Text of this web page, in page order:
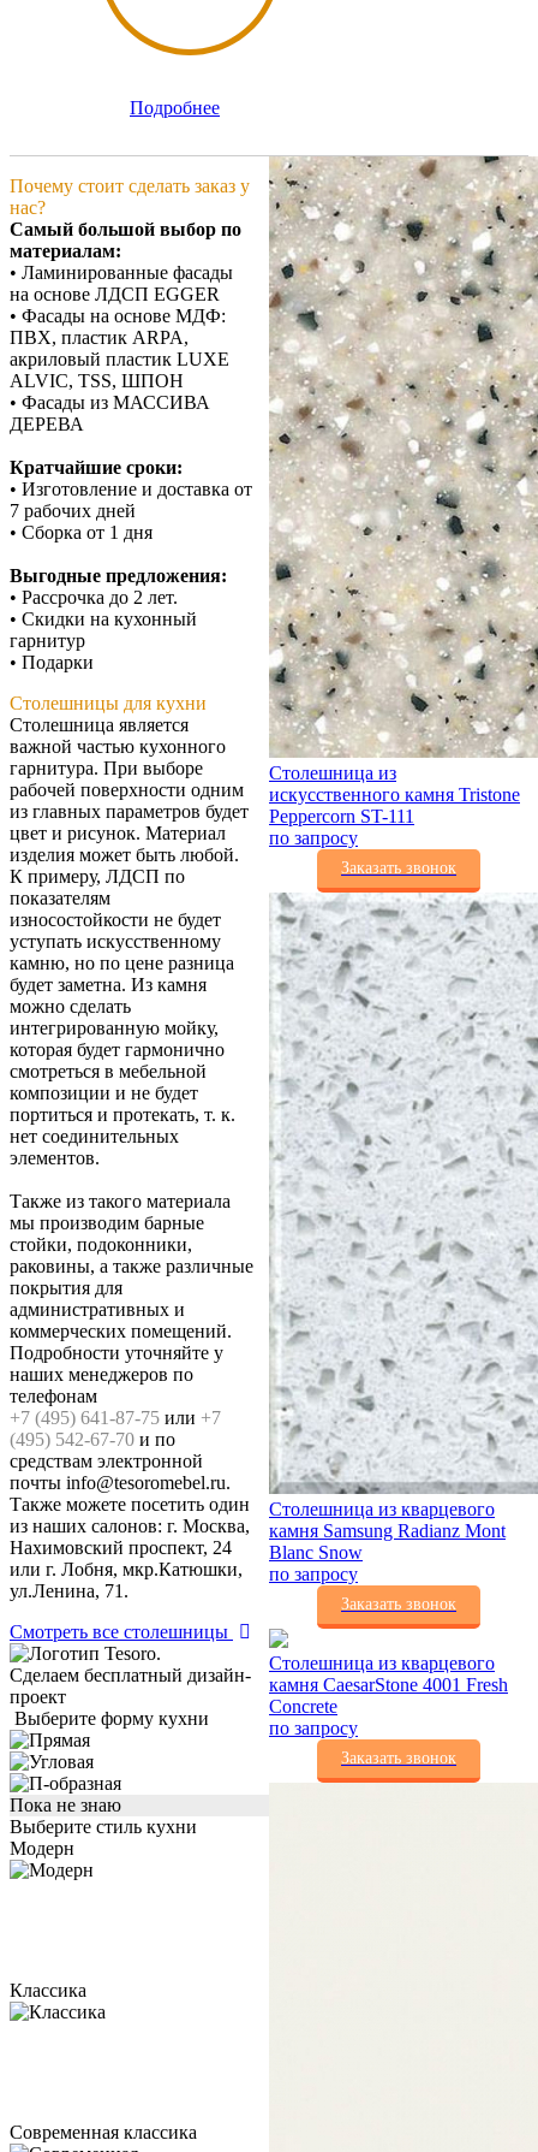
Подробнее
Почему стоит сделать заказ у
нас?
Самый большой выбор по
материалам:
• Ламинированные фасады
на основе ЛДСП EGGER
• Фасады на основе МДФ:
ПВХ, пластик ARPA,
акриловый пластик LUXE
ALVIC, TSS, ШПОН
• Фасады из МАССИВА
ДЕРЕВА
Кратчайшие сроки:
• Изготовление и доставка от
7 рабочих дней
• Сборка от 1 дня
Выгодные предложения:
• Рассрочка до 2 лет.
• Скидки на кухонный
гарнитур
• Подарки
Столешницы для кухни
Столешница является
важной частью кухонного
гарнитура. При выборе
рабочей поверхности одним
из главных параметров будет
цвет и рисунок. Материал
изделия может быть любой.
К примеру, ЛДСП по
показателям
износостойкости не будет
уступать искусственному
камню, но по цене разница
будет заметна. Из камня
можно сделать
интегрированную мойку,
которая будет гармонично
смотреться в мебельной
композиции и не будет
портиться и протекать, т. к.
нет соединительных
элементов.
Также из такого материала
мы производим барные
стойки, подоконники,
раковины, а также различные
покрытия для
административных и
коммерческих помещений.
Подробности уточняйте у
наших менеджеров по
телефонам
+7 (495) 641-87-75 или +7
(495) 542-67-70 и по
средствам электронной
почты info@tesoromebel.ru.
Также можете посетить один
из наших салонов: г. Москва,
Нахимовский проспект, 24
или г. Лобня, мкр.Катюшки,
ул.Ленина, 71.
Смотреть все столешницы
Столешница из
искусственного камня Tristone
Peppercorn ST-111
по запросу
Заказать звонок
Столешница из кварцевого
камня Samsung Radianz Mont
Blanc Snow
по запросу
Заказать звонок
Столешница из кварцевого
камня CaesarStone 4001 Fresh
Concrete
по запросу
Заказать звонок
Сделаем бесплатный дизайн-
проект
Выберите форму кухни
Пока не знаю
Выберите стиль кухни
Модерн
Классика
Современная классика